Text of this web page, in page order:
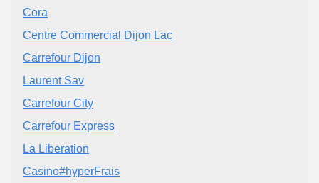
Cora
Centre Commercial Dijon Lac
Carrefour Dijon
Laurent Sav
Carrefour City
Carrefour Express
La Liberation
Casino#hyperFrais